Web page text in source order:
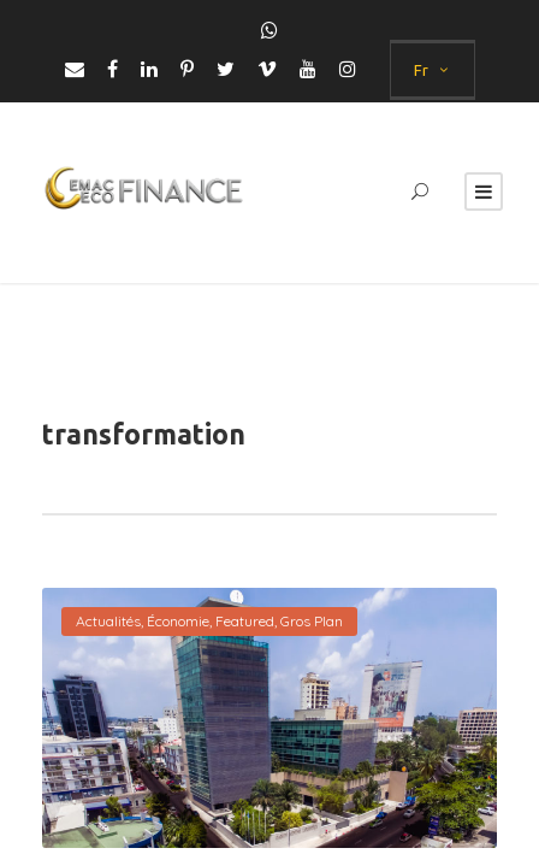
Fr
transformation
Actualités, Économie, Featured, Gros Plan